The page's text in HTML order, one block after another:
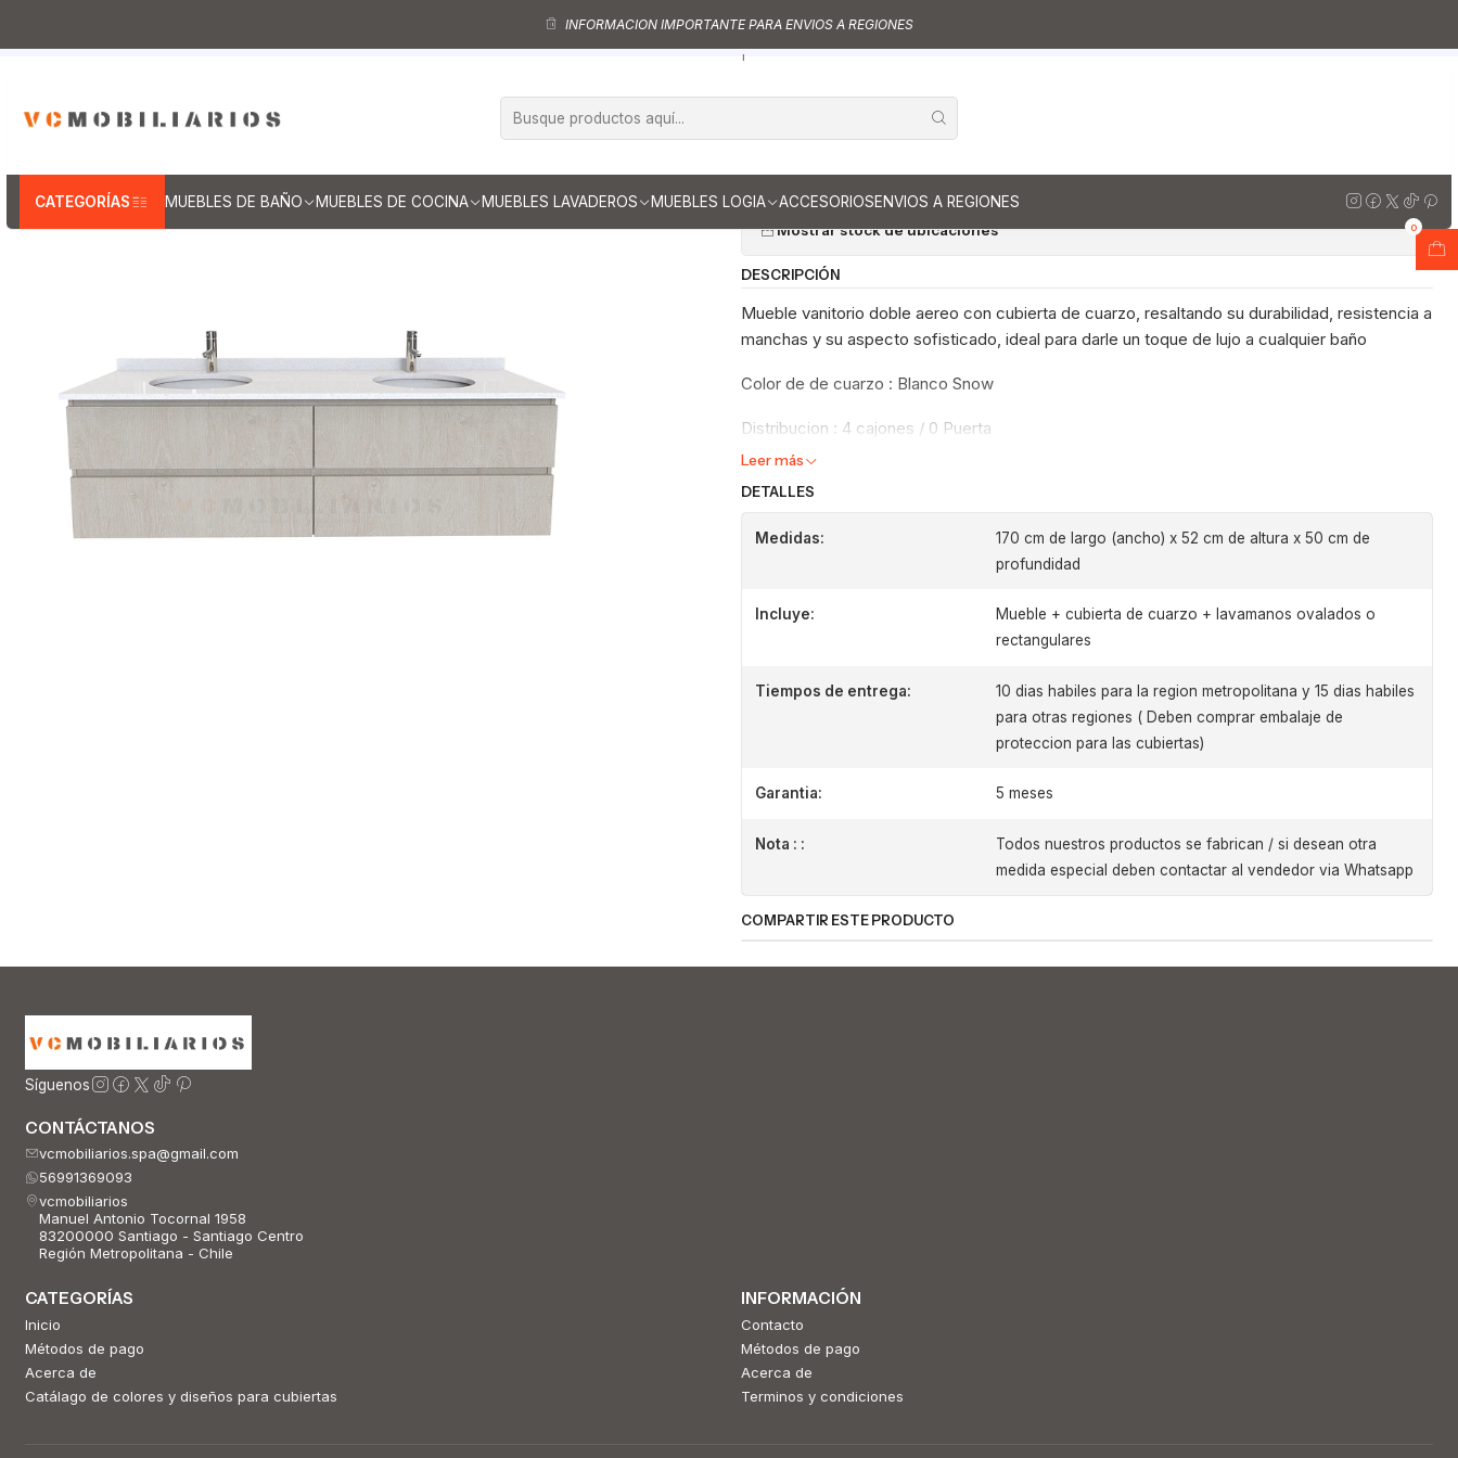
CATEGORÍAS MUEBLES DE BAÑO MUEBLES DE COCINA MUEBLES LAVADEROS MUEBLES LOGIA ACCESORIOSENVIOS A REGIONES
0
INFORMACION IMPORTANTE PARA ENVIOS A REGIONES
Muebles vanitorios aereo doble Mueble vanitorios aereo - Doble de cuarzo
Mueble vanitorio Doble Aéreo de 170 cm / M4-1723 -DA / Giorno
|
M4-1723 -DA / Giorno
Cantidad
Mostrar stock de ubicaciones
DESCRIPCIÓN
Mueble vanitorio doble aereo con cubierta de cuarzo, resaltando su durabilidad, resistencia a
manchas y su aspecto sofisticado, ideal para darle un toque de lujo a cualquier baño
Color de de cuarzo : Blanco Snow
Distribucion : 4 cajones / 0 Puerta
Leer más
DETALLES
Medidas:
170 cm de largo (ancho) x 52 cm de altura x 50 cm de
profundidad
Incluye:
Mueble + cubierta de cuarzo + lavamanos ovalados o
rectangulares
Tiempos de entrega:
10 dias habiles para la region metropolitana y 15 dias habiles
para otras regiones ( Deben comprar embalaje de
proteccion para las cubiertas)
Garantia: 5 meses
Nota : :
Todos nuestros productos se fabrican / si desean otra
medida especial deben contactar al vendedor via Whatsapp
COMPARTIR ESTE PRODUCTO
Síguenos
CONTÁCTANOS
vcmobiliarios.spa@gmail.com
56991369093
vcmobiliarios
Manuel Antonio Tocornal 1958
83200000 Santiago - Santiago Centro
Región Metropolitana - Chile
CATEGORÍAS
Inicio
Métodos de pago
Acerca de
Catálago de colores y diseños para cubiertas
INFORMACIÓN
Contacto
Métodos de pago
Acerca de
Terminos y condiciones